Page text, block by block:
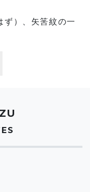
ず）、矢筈紋の一